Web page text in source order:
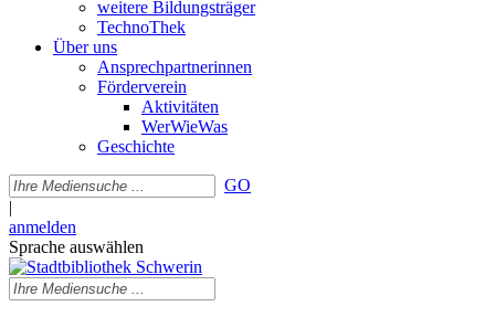
weitere Bildungsträger
TechnoThek
Über uns
Ansprechpartnerinnen
Förderverein
Aktivitäten
WerWieWas
Geschichte
GO
|
anmelden
Sprache auswählen